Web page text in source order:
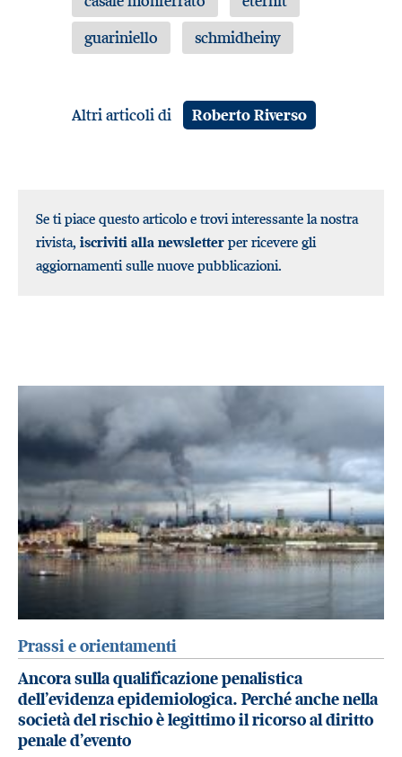
guariniello
schmidheiny
Altri articoli di Roberto Riverso
Se ti piace questo articolo e trovi interessante la nostra
rivista, iscriviti alla newsletter per ricevere gli
aggiornamenti sulle nuove pubblicazioni.
Prassi e orientamenti
Ancora sulla qualificazione penalistica
dell’evidenza epidemiologica. Perché anche nella
società del rischio è legittimo il ricorso al diritto
penale d’evento